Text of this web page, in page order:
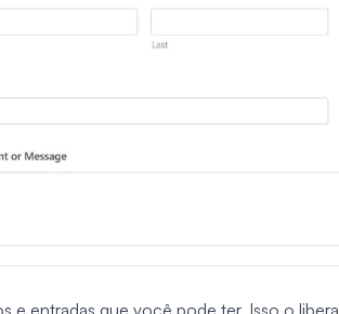
e entradas que você pode ter. Isso o libera